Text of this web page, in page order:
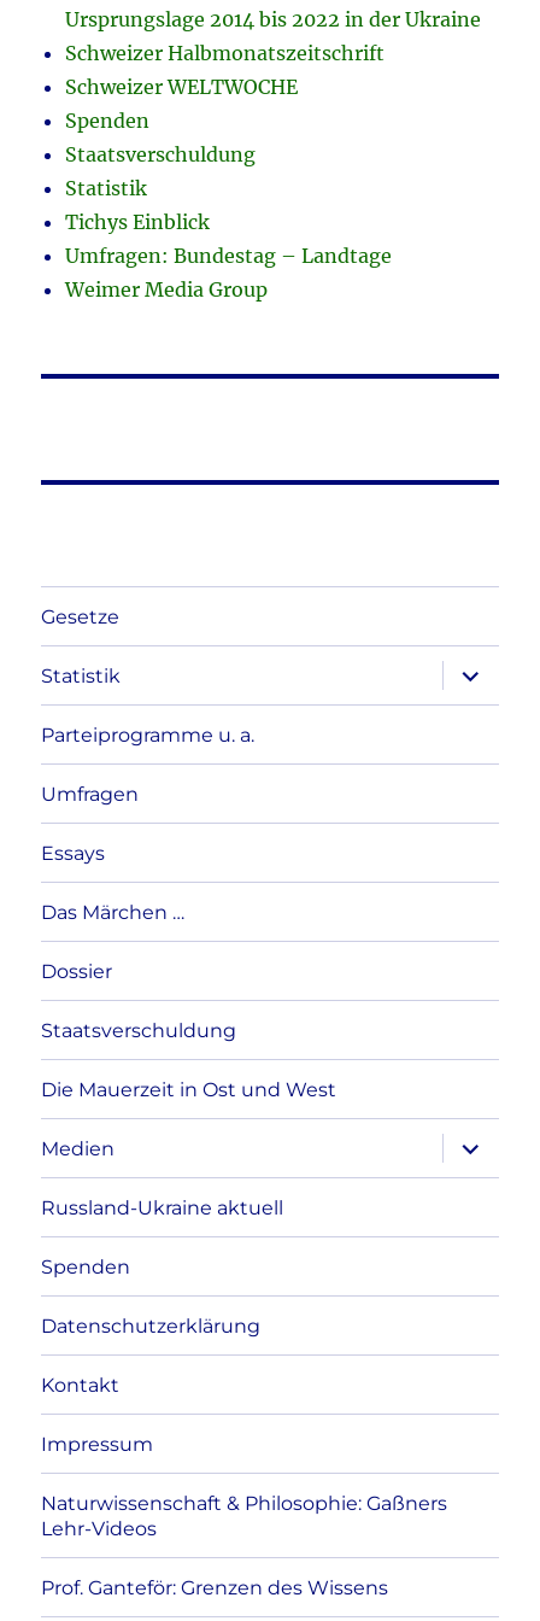
Ursprungslage 2014 bis 2022 in der Ukraine
Schweizer Halbmonatszeitschrift
Schweizer WELTWOCHE
Spenden
Staatsverschuldung
Statistik
Tichys Einblick
Umfragen: Bundestag – Landtage
Weimer Media Group
Gesetze
Statistik
anzeigen
Parteiprogramme u. a.
Umfragen
Essays
Das Märchen …
Dossier
Staatsverschuldung
Die Mauerzeit in Ost und West
Medien
anzeigen
Russland-Ukraine aktuell
Spenden
Datenschutzerklärung
Kontakt
Impressum
Naturwissenschaft & Philosophie: Gaßners
Lehr-Videos
Prof. Ganteför: Grenzen des Wissens